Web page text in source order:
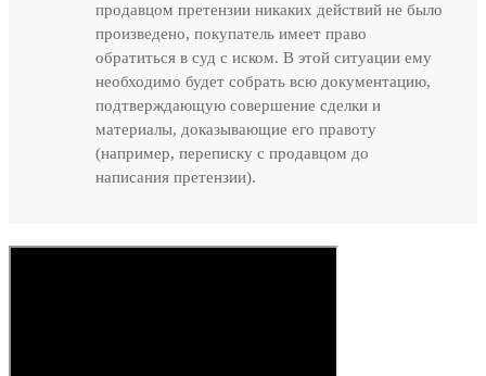
продавцом претензии никаких действий не было
произведено, покупатель имеет право
обратиться в суд с иском. В этой ситуации ему
необходимо будет собрать всю документацию,
подтверждающую совершение сделки и
материалы, доказывающие его правоту
(например, переписку с продавцом до
написания претензии).